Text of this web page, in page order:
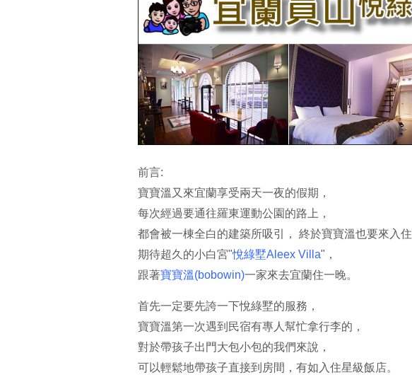
前言:
寶寶溫又來宜蘭享受兩天一夜的假期，
每次經過要通往羅東運動公園的路上，
都會被一棟全白的建築所吸引， 終於寶寶溫也要來入住
期待超久的小白宮"悅綠墅Aleex Villa"，
跟著寶寶溫(bobowin)一家來去宜蘭住一晚。
首先一定要先誇一下悅綠墅的服務，
寶寶溫第一次遇到民宿有專人幫忙拿行李的，
對於帶孩子出門大包小包的我們來說，
可以輕鬆地帶孩子直接到房間，有如入住星級飯店。